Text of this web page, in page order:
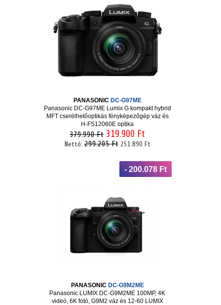
PANASONIC DC-G97ME
Panasonic DC-G97ME Lumix G kompakt hybrid
MFT cserélhetőoptikás fényképezőgép váz és
H-FS12060E optika
379.990 Ft 319.900 Ft
Nettó:299.205 Ft 251.890 Ft
- 200.078 Ft
PANASONIC DC-G9M2ME
Panasonic LUMIX DC-G9M2ME 100MP, 4K
videó, 6K fotó, G9M2 váz és 12-60 LUMIX